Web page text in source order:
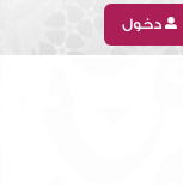
دخول